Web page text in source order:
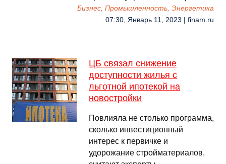
Бизнес, Промышленность, Энергетика
07:30, Январь 11, 2023 | finam.ru
ЦБ связал снижение
доступности жилья с
льготной ипотекой на
новостройки
Повлияла не столько программа,
сколько инвестиционный
интерес к первичке и
удорожание стройматериалов,